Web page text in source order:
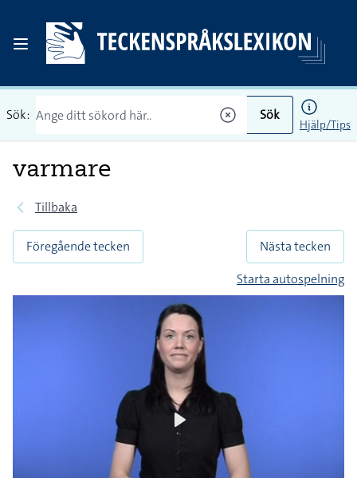
Sök: Sök
Hjälp/Tips
varmare
Tillbaka
Föregående tecken
Nästa tecken
Starta autospelning
Play